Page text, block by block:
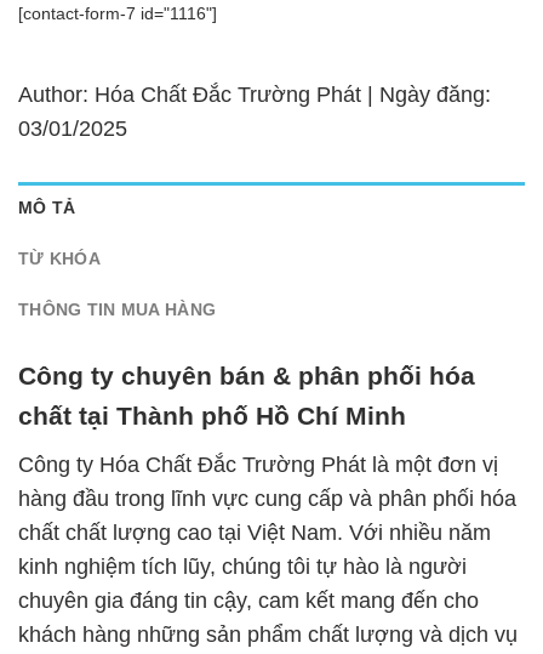
[contact-form-7 id="1116"]
Author: Hóa Chất Đắc Trường Phát | Ngày đăng:
03/01/2025
MÔ TẢ
TỪ KHÓA
THÔNG TIN MUA HÀNG
Công ty chuyên bán & phân phối hóa
chất tại Thành phố Hồ Chí Minh
Công ty Hóa Chất Đắc Trường Phát là một đơn vị
hàng đầu trong lĩnh vực cung cấp và phân phối hóa
chất chất lượng cao tại Việt Nam. Với nhiều năm
kinh nghiệm tích lũy, chúng tôi tự hào là người
chuyên gia đáng tin cậy, cam kết mang đến cho
khách hàng những sản phẩm chất lượng và dịch vụ